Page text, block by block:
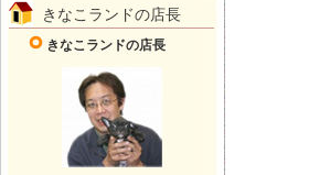
きなこランドの店長
きなこランドの店長